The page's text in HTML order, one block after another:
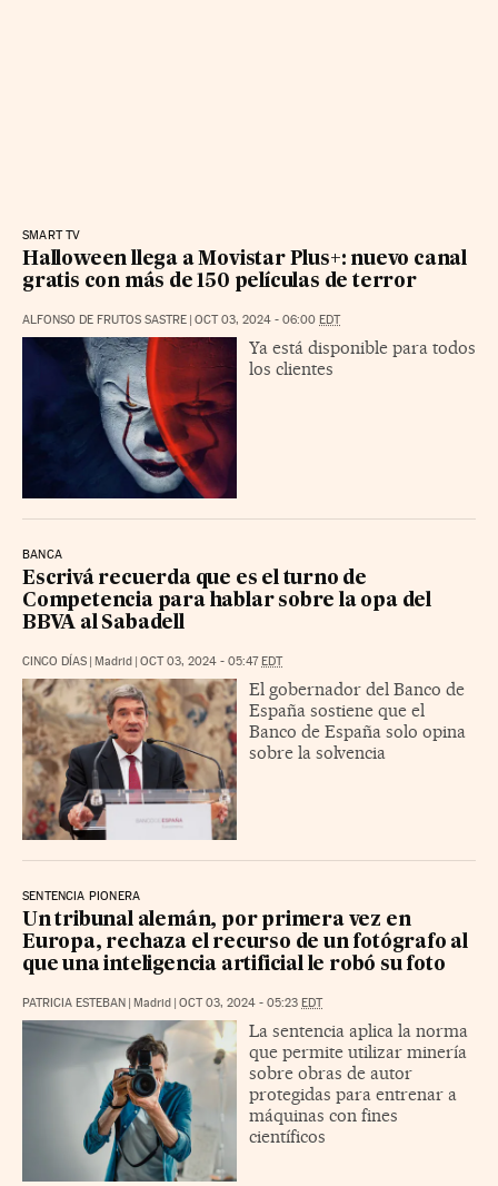
SMART TV
Halloween llega a Movistar Plus+: nuevo canal
gratis con más de 150 películas de terror
ALFONSO DE FRUTOS SASTRE OCT 03, 2024 - 06:00 EDT
Ya está disponible para todos
los clientes
BANCA
Escrivá recuerda que es el turno de
Competencia para hablar sobre la opa del
BBVA al Sabadell
CINCO DÍAS Madrid OCT 03, 2024 - 05:47 EDT
El gobernador del Banco de
España sostiene que el
Banco de España solo opina
sobre la solvencia
SENTENCIA PIONERA
Un tribunal alemán, por primera vez en
Europa, rechaza el recurso de un fotógrafo al
que una inteligencia artificial le robó su foto
PATRICIA ESTEBAN Madrid OCT 03, 2024 - 05:23 EDT
La sentencia aplica la norma
que permite utilizar minería
sobre obras de autor
protegidas para entrenar a
máquinas con fines
científicos